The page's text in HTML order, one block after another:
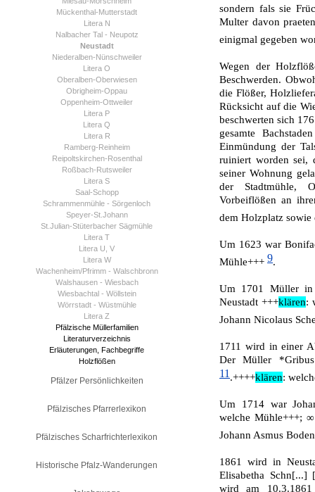
sondern fals sie
Multer davon
einigmal gegeben
Wegen der
Beschwerden.
die Flößer,
Rücksicht auf die
beschwerten sich
gesamte
Einmündung der
ruiniert worden sei,
seiner Wohnung
der Stadtmühle,
Vorbeiflößen an
dem Holzplatz sowie
Um 1623 war
Mühle+++ 9.
Um 1701 Müller in
Neustadt +++klären:
Johann Nicolaus
1711 wird in einer
Der Müller
11 .++++klären:
Um 1714 war
welche Mühle+++;
Johann Asmus
1861 wird in
Elisabetha Schn[...]
wird am
Mückenthal-Mutterstadt
Litera N
Nalbacher Tal - Neupotz
Neustadt
Niederalben-Nünschweiler
Litera O
Oberalben-Oberwiesen
Obrigheim-Oppau
Oppenheim-Ottweiler
Litera P
Litera Q
Litera R
Ramberg-Reinheim
Reipoltskirchen-Rosenthal
Roßbach-Rutsweiler
Litera S
Saal-Schopp
Schrammenmühle - Sörgenloch
Speyer-St.Johann
St.Julian-Stüterbacher Sägmühle
Litera T
Litera U, V
Litera W
Wachenheim/Pfrimm - Walschbronn
Walshausen - Wiesbach
Wiesbachtal - Wöllstein
Wörrstadt - Wüstmühle
Litera Z
Pfälzische Müllerfamilien
Literaturverzeichnis
Erläuterungen, Fachbegriffe
Holzflößen
Pfälzer Persönlichkeiten
Pfälzisches Pfarrerlexikon
Pfälzisches Scharfrichterlexikon
Historische Pfalz-Wanderungen